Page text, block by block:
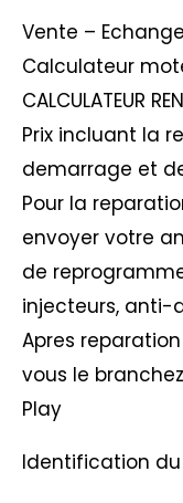
Vente –
Calculateur
CALCULATEUR
Prix incluant la
demarrage et
Pour la
envoyer votre
de
injecteurs, anti-
Apres
vous le
Play
Identification